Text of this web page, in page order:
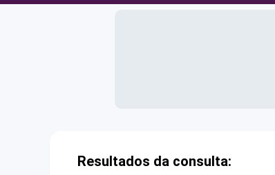
Resultados da consulta: